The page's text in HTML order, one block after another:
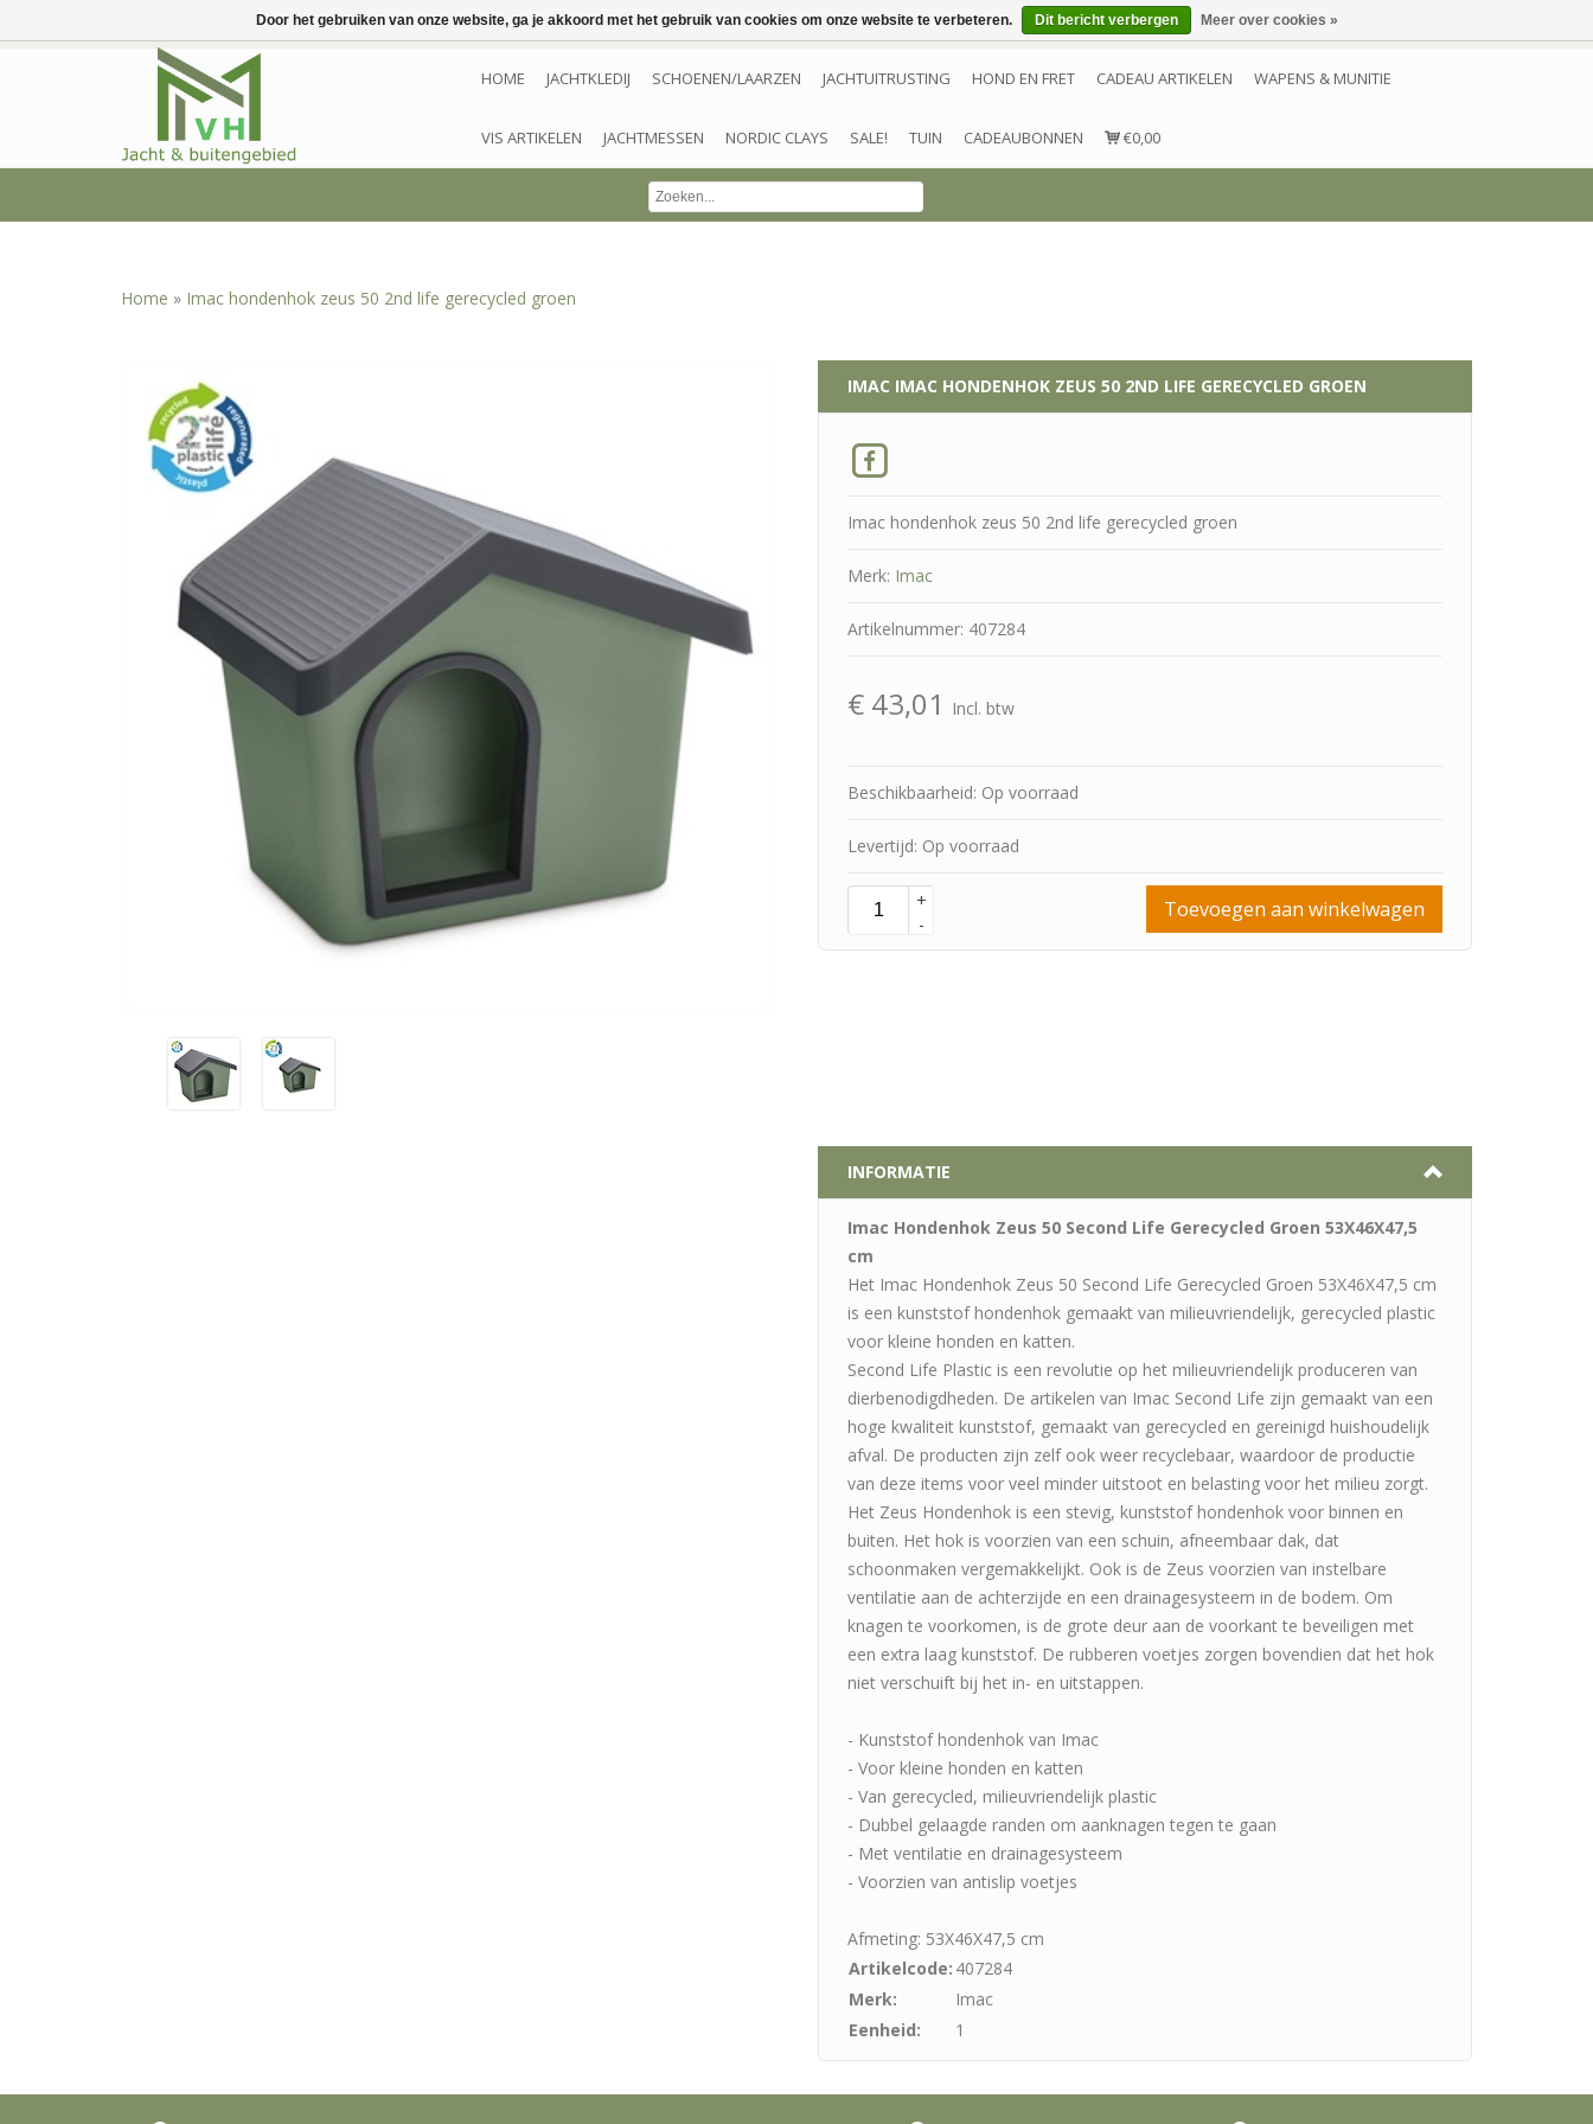
Inloggen Account aanmaken
HOME JACHTKLEDIJ SCHOENEN/LAARZEN JACHTUITRUSTING HOND EN FRET CADEAU ARTIKELEN WAPENS & MUNITIE
VIS ARTIKELEN JACHTMESSEN NORDIC CLAYS SALE! TUIN CADEAUBONNEN €0,00
Home » Imac hondenhok zeus 50 2nd life gerecycled groen
IMAC IMAC HONDENHOK ZEUS 50 2ND LIFE GERECYCLED GROEN
Imac hondenhok zeus 50 2nd life gerecycled groen
Merk: Imac
Artikelnummer: 407284
€ 43,01 Incl. btw
Beschikbaarheid: Op voorraad
Levertijd: Op voorraad
+
-
Toevoegen aan winkelwagen
INFORMATIE
Imac Hondenhok Zeus 50 Second Life Gerecycled Groen 53X46X47,5
cm
Het Imac Hondenhok Zeus 50 Second Life Gerecycled Groen 53X46X47,5 cm
is een kunststof hondenhok gemaakt van milieuvriendelijk, gerecycled plastic
voor kleine honden en katten.
Second Life Plastic is een revolutie op het milieuvriendelijk produceren van
dierbenodigdheden. De artikelen van Imac Second Life zijn gemaakt van een
hoge kwaliteit kunststof, gemaakt van gerecycled en gereinigd huishoudelijk
afval. De producten zijn zelf ook weer recyclebaar, waardoor de productie
van deze items voor veel minder uitstoot en belasting voor het milieu zorgt.
Het Zeus Hondenhok is een stevig, kunststof hondenhok voor binnen en
buiten. Het hok is voorzien van een schuin, afneembaar dak, dat
schoonmaken vergemakkelijkt. Ook is de Zeus voorzien van instelbare
ventilatie aan de achterzijde en een drainagesysteem in de bodem. Om
knagen te voorkomen, is de grote deur aan de voorkant te beveiligen met
een extra laag kunststof. De rubberen voetjes zorgen bovendien dat het hok
niet verschuift bij het in- en uitstappen.
- Kunststof hondenhok van Imac
- Voor kleine honden en katten
- Van gerecycled, milieuvriendelijk plastic
- Dubbel gelaagde randen om aanknagen tegen te gaan
- Met ventilatie en drainagesysteem
- Voorzien van antislip voetjes
Afmeting: 53X46X47,5 cm
Artikelcode: 407284
Merk:
Imac
Eenheid:
1
Door het gebruiken van onze website, ga je akkoord met het gebruik van cookies om onze website te verbeteren. Dit bericht verbergen Meer over cookies »